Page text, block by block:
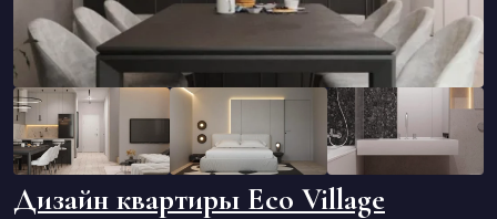
Дизайн квартиры Eco Village